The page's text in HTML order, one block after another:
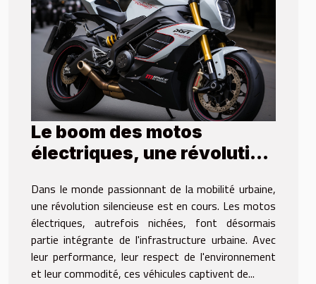
Le boom des motos
électriques, une révolution
Dans le monde passionnant de la mobilité urbaine,
une révolution silencieuse est en cours. Les motos
électriques, autrefois nichées, font désormais
partie intégrante de l'infrastructure urbaine. Avec
leur performance, leur respect de l'environnement
et leur commodité, ces véhicules captivent de...